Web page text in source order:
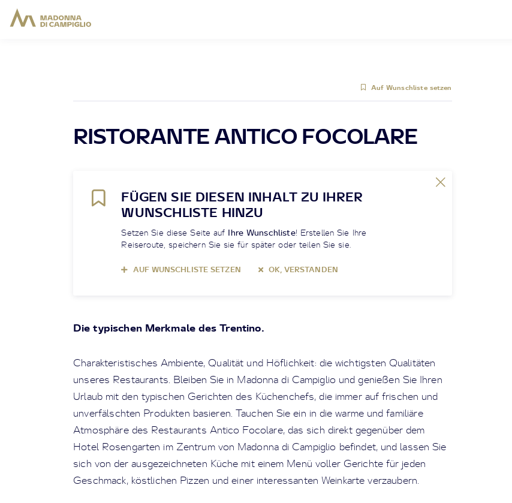
Auf Wunschliste setzen
RISTORANTE ANTICO FOCOLARE
FÜGEN SIE DIESEN INHALT ZU IHRER
WUNSCHLISTE HINZU
Setzen Sie diese Seite auf Ihre Wunschliste! Erstellen Sie Ihre
Reiseroute, speichern Sie sie für später oder teilen Sie sie.
AUF WUNSCHLISTE SETZEN OK, VERSTANDEN
Die typischen Merkmale des Trentino.
Charakteristisches Ambiente, Qualität und Höflichkeit: die wichtigsten Qualitäten
unseres Restaurants. Bleiben Sie in Madonna di Campiglio und genießen Sie Ihren
Urlaub mit den typischen Gerichten des Küchenchefs, die immer auf frischen und
unverfälschten Produkten basieren. Tauchen Sie ein in die warme und familiäre
Atmosphäre des Restaurants Antico Focolare, das sich direkt gegenüber dem
Hotel Rosengarten im Zentrum von Madonna di Campiglio befindet, und lassen Sie
sich von der ausgezeichneten Küche mit einem Menü voller Gerichte für jeden
Geschmack, köstlichen Pizzen und einer interessanten Weinkarte verzaubern.